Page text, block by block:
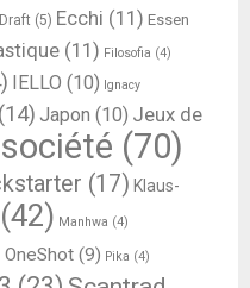
Draft (5) Ecchi (11) Essen
(11) Filosofia (4)
IELLO (10) Ignacy
(14) Japon (10) Jeux de
(70)
(17) Klaus-
(42) Manhwa (4)
OneShot (9) Pika (4)